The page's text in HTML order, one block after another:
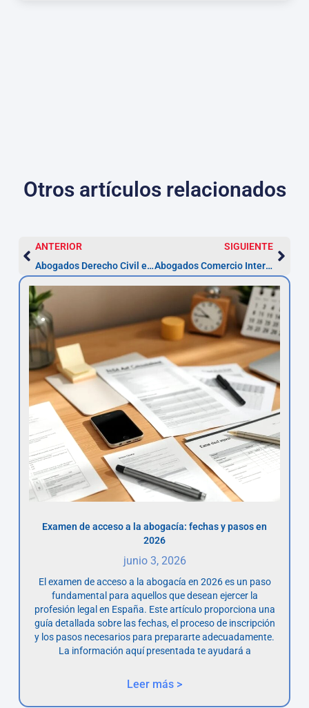
Otros artículos relacionados
ANTERIOR
Abogados Derecho Civil en Santander | Asesor.Legal
SIGUIENTE
Abogados Comercio Internacional en Santander
Examen de acceso a la abogacía: fechas y pasos en
2026
junio 3, 2026
El examen de acceso a la abogacía en 2026 es un paso
fundamental para aquellos que desean ejercer la
profesión legal en España. Este artículo proporciona una
guía detallada sobre las fechas, el proceso de inscripción
y los pasos necesarios para prepararte adecuadamente.
La información aquí presentada te ayudará a
Leer más >